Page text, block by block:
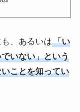
、あるいは「い
いない」という
ことを知ってい